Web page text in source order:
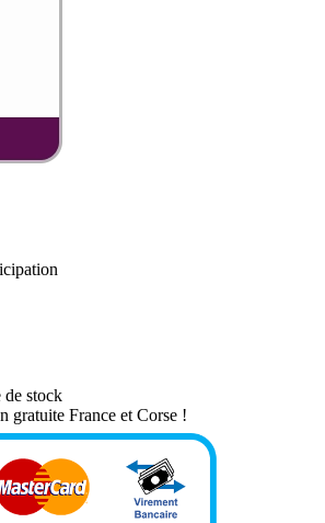
de stock
gratuite France et Corse !